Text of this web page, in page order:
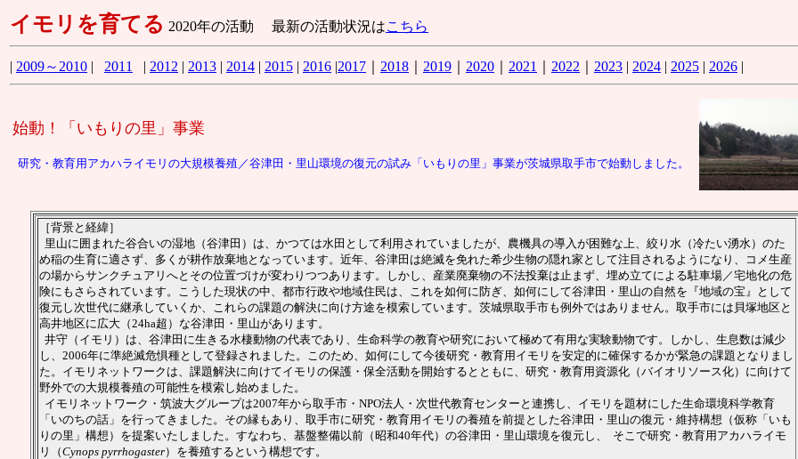
イモリを育てる 2020年の活動 最新の活動状況はこちら
| 2009～2010 | 2011 | 2012 | 2013 | 2014 | 2015 | 2016 |2017 2018 2019 2020 2021 2022 2023 | 2024 | 2025 | 2026 |
始動！「いもりの里」事業
研究・教育用アカハライモリの大規模養殖／谷津田・里山環境の復元の試み「いもりの里」事業が茨城県取手市で始動しました。
［背景と経緯］
里山に囲まれた谷合いの湿地（谷津田）は、かつては水田として利用されていましたが、農機具の導入が困難な上、絞り水（冷たい湧水）のた
め稲の生育に適さず、多くが耕作放棄地となっています。近年、谷津田は絶滅を免れた希少生物の隠れ家として注目されるようになり、コメ生産
の場からサンクチュアリへとその位置づけが変わりつつあります。しかし、産業廃棄物の不法投棄は止まず、埋め立てによる駐車場／宅地化の危
険にもさらされています。こうした現状の中、都市行政や地域住民は、これを如何に防ぎ、如何にして谷津田・里山の自然を『地域の宝』として
復元し次世代に継承していくか、これらの課題の解決に向け方途を模索しています。茨城県取手市も例外ではありません。取手市には貝塚地区と
高井地区に広大（24ha超）な谷津田・里山があります。
井守（イモリ）は、谷津田に生きる水棲動物の代表であり、生命科学の教育や研究において極めて有用な実験動物です。しかし、生息数は減少
し、2006年に準絶滅危惧種として登録されました。このため、如何にして今後研究・教育用イモリを安定的に確保するかが緊急の課題となりまし
た。イモリネットワークは、課題解決に向けてイモリの保護・保全活動を開始するとともに、研究・教育用資源化（バイオリソース化）に向けて
野外での大規模養殖の可能性を模索し始めました。
イモリネットワーク・筑波大グループは2007年から取手市・NPO法人・次世代教育センターと連携し、イモリを題材にした生命環境科学教育
「いのちの話」を行ってきました。その縁もあり、取手市に研究・教育用イモリの養殖を前提とした谷津田・里山の復元・維持構想（仮称「いも
りの里」構想）を提案いたしました。すなわち、基盤整備以前（昭和40年代）の谷津田・里山環境を復元し、 そこで研究・教育用アカハライモ
リ（Cynops pyrrhogaster）を養殖するという構想です。